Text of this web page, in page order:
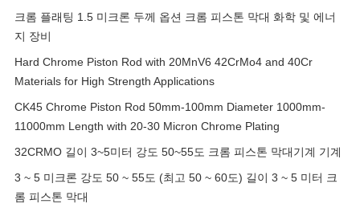
크롬 플래팅 1.5 미크론 두께 옵션 크롬 피스톤 막대 화학 및 에너
지 장비
Hard Chrome Piston Rod with 20MnV6 42CrMo4 and 40Cr
Materials for High Strength Applications
CK45 Chrome Piston Rod 50mm-100mm Diameter 1000mm-
11000mm Length with 20-30 Micron Chrome Plating
32CRMO 길이 3~5미터 강도 50~55도 크롬 피스톤 막대기계 기계
3 ~ 5 미크론 강도 50 ~ 55도 (최고 50 ~ 60도) 길이 3 ~ 5 미터 크
롬 피스톤 막대